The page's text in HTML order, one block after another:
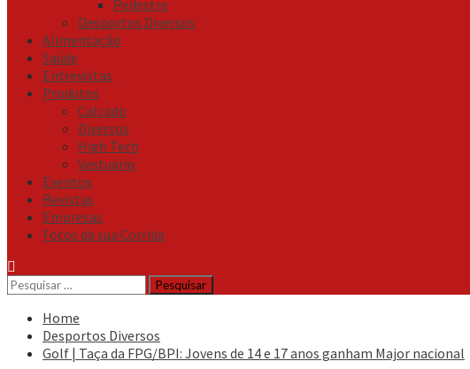
Pedestre
Desportos Diversos
Alimentação
Saúde
Entrevistas
Produtos
Calçado
Diversos
High Tech
Vestuário
Eventos
Revistas
Empresas
Fotos da sua Corrida
Pesquisar
por:
Home
Desportos Diversos
Golf | Taça da FPG/BPI: Jovens de 14 e 17 anos ganham Major nacional